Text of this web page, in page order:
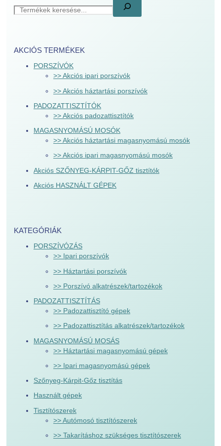
AKCIÓS TERMÉKEK
PORSZÍVÓK
>> Akciós ipari porszívók
>> Akciós háztartási porszívók
PADOZATTISZTÍTÓK
>> Akciós padozattisztítók
MAGASNYOMÁSÚ MOSÓK
>> Akciós háztartási magasnyomású mosók
>> Akciós ipari magasnyomású mosók
Akciós SZŐNYEG-KÁRPIT-GŐZ tisztítók
Akciós HASZNÁLT GÉPEK
KATEGÓRIÁK
PORSZÍVÓZÁS
>> Ipari porszívók
>> Háztartási porszívók
>> Porszívó alkatrészek/tartozékok
PADOZATTISZTÍTÁS
>> Padozattisztító gépek
>> Padozattisztítás alkatrészek/tartozékok
MAGASNYOMÁSÚ MOSÁS
>> Háztartási magasnyomású gépek
>> Ipari magasnyomású gépek
Szőnyeg-Kárpit-Gőz tisztítás
Használt gépek
Tisztítószerek
>> Autómosó tisztítószerek
>> Takarításhoz szükséges tisztítószerek